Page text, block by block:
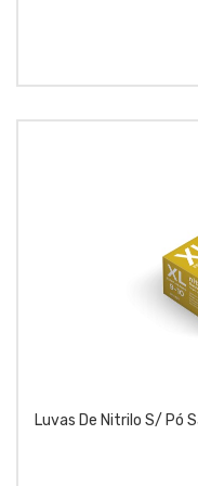
Luvas De Nitrilo S/ Pó